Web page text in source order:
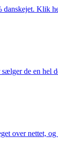
Klik
de en hel
over nettet,